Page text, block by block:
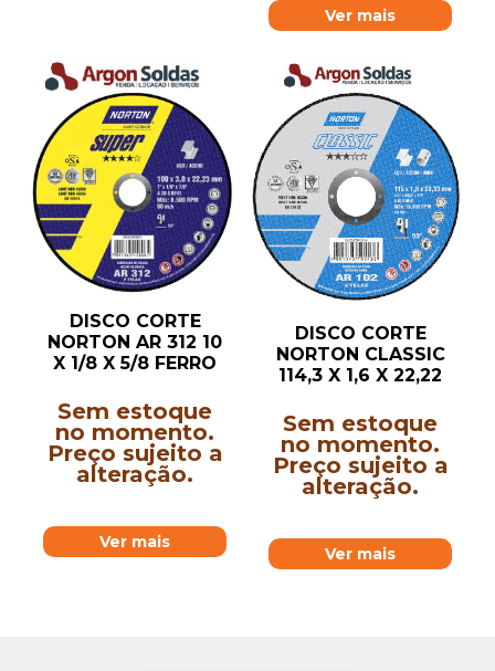
Ver mais
DISCO CORTE
NORTON AR 312 10
X 1/8 X 5/8 FERRO
Sem estoque
no momento.
Preço sujeito a
alteração.
Ver mais
DISCO CORTE
NORTON CLASSIC
114,3 X 1,6 X 22,22
Sem estoque
no momento.
Preço sujeito a
alteração.
Ver mais